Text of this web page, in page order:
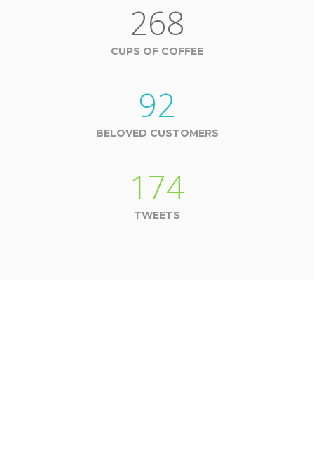
268
CUPS OF COFFEE
92
BELOVED CUSTOMERS
174
TWEETS